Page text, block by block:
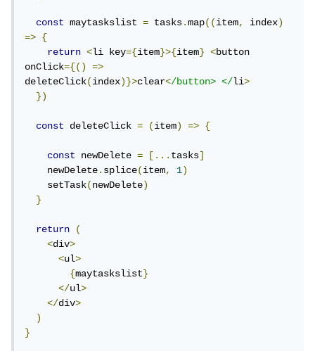
const maytaskslist = tasks.map((item, index)
=>
{
return
<li key={item}>{item} <button
onClick={()
=>
deleteClick(index)}>clear</button> </li>
})
const deleteClick = (item) => {
const newDelete = [...tasks]
    newDelete
.splice(item, 1)
    setTask
(newDelete)
}
return
(
<div>
<ul>
{maytaskslist}
</ul>
</div>
)
}